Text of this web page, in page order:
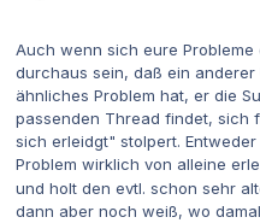
Auch wenn sich eure
durchaus sein, daß ein
ähnliches Problem hat, er die
passenden Thread findet, sich
sich erleidgt" stolpert.
Problem wirklich von alleine
und holt den evtl. schon sehr
dann aber noch weiß, wo